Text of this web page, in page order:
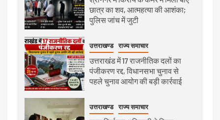
छात्र का शव, आत्महत्या की आशंका;
पुलिस जांच में जुटी
उत्तराखण्ड राज्य समाचार
उत्तराखंड में 17 राजनीतिक दलों का
पंजीकरण रद्द, विधानसभा चुनाव से
पहले चुनाव आयोग की बड़ी कार्रवाई
उत्तराखण्ड राज्य समाचार